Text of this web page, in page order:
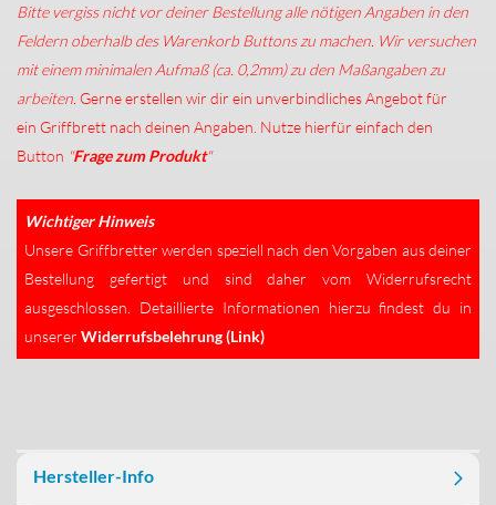
Bitte vergiss nicht vor deiner Bestellung alle nötigen Angaben in den
Feldern oberhalb des Warenkorb Buttons zu machen. Wir versuchen
mit einem minimalen Aufmaß (ca. 0,2mm) zu den Maßangaben zu
arbeiten. Gerne erstellen wir dir ein unverbindliches Angebot für
ein Griffbrett nach deinen Angaben. Nutze hierfür einfach den
Button "Frage zum Produkt"
Wichtiger Hinweis
Unsere Griffbretter werden speziell nach den Vorgaben aus deiner
Bestellung gefertigt und sind daher vom Widerrufsrecht
ausgeschlossen. Detaillierte Informationen hierzu findest du in
unserer Widerrufsbelehrung (Link)
Hersteller-Info